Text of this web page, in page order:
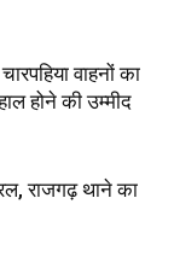
वाहनों का
होने की उम्मीद
राजगढ़ थाने का